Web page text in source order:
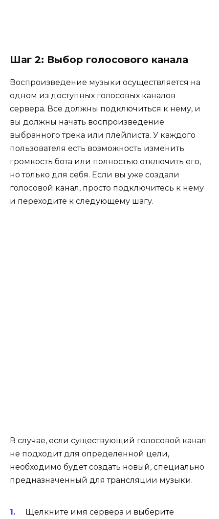
Шаг 2: Выбор голосового канала
Воспроизведение музыки осуществляется на
одном из доступных голосовых каналов
сервера. Все должны подключиться к нему, и
вы должны начать воспроизведение
выбранного трека или плейлиста. У каждого
пользователя есть возможность изменить
громкость бота или полностью отключить его,
но только для себя. Если вы уже создали
голосовой канал, просто подключитесь к нему
и переходите к следующему шагу.
В случае, если существующий голосовой канал
не подходит для определенной цели,
необходимо будет создать новый, специально
предназначенный для трансляции музыки.
Щелкните имя сервера и выберите